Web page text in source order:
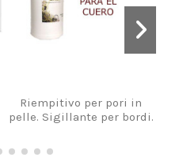
Riempitivo per pori in
pelle. Sigillante per bordi.